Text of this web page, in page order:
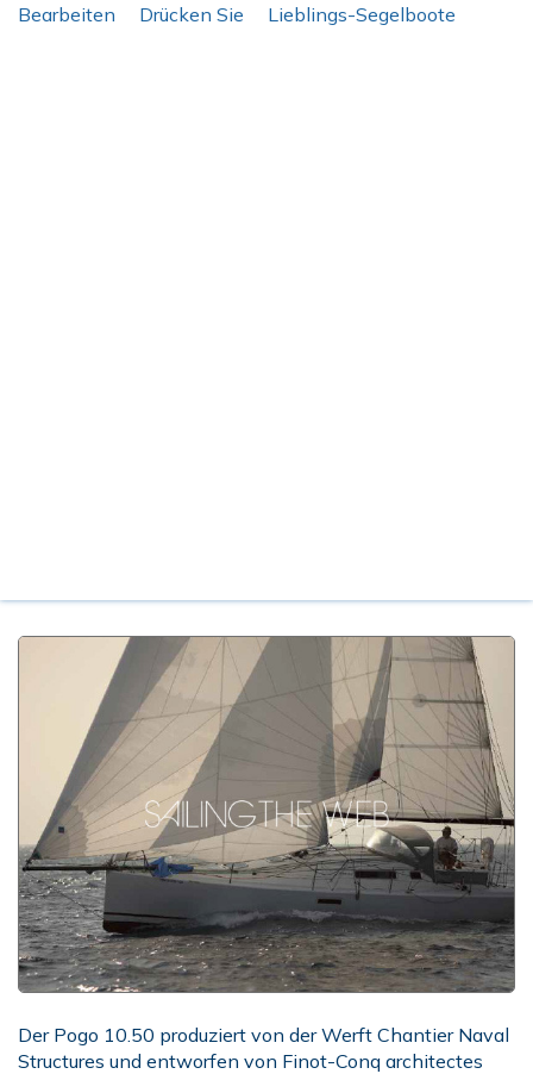
Bearbeiten Drücken Sie Lieblings-Segelboote
Der Pogo 10.50 produziert von der Werft Chantier Naval
Structures und entworfen von Finot-Conq architectes